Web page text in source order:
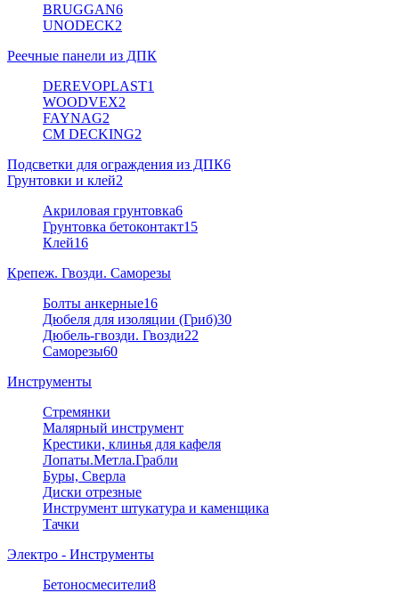
BRUGGAN6
UNODECK2
Реечные панели из ДПК
DEREVOPLAST1
WOODVEX2
FAYNAG2
CM DECKING2
Подсветки для ограждения из ДПК6
Грунтовки и клей2
Акриловая грунтовка6
Грунтовка бетоконтакт15
Клей16
Крепеж. Гвозди. Саморезы
Болты анкерные16
Дюбеля для изоляции (Гриб)30
Дюбель-гвозди. Гвозди22
Саморезы60
Инструменты
Стремянки
Малярный инструмент
Крестики, клинья для кафеля
Лопаты.Метла.Грабли
Буры, Сверла
Диски отрезные
Инструмент штукатура и каменщика
Тачки
Электро - Инструменты
Бетоносмесители8